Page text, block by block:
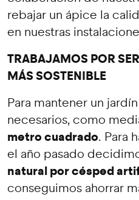
rebajar un ápice la
en nuestras
TRABAJAMOS POR
MÁS SOSTENIBLE
Para mantener un
necesarios, como
metro cuadrado. Para
el año pasado
natural por césped
conseguimos ahorrar